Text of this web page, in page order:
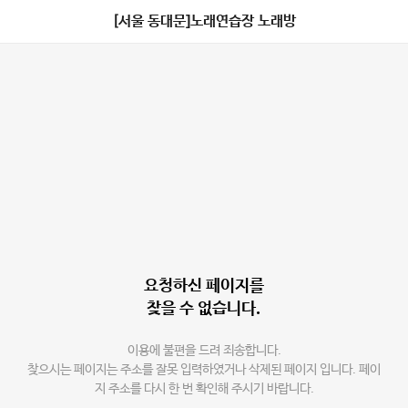
[서울 동대문]노래연습장 노래방
요청하신 페이지를
찾을 수 없습니다.
이용에 불편을 드려 죄송합니다.
찾으시는 페이지는 주소를 잘못 입력하였거나 삭제된 페이지 입니다. 페이
지 주소를 다시 한 번 확인해 주시기 바랍니다.